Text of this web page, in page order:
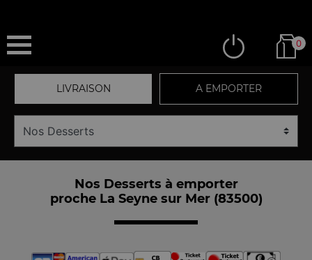
0
LIVRAISON A EMPORTER
Nos Desserts à emporter
proche La Seyne sur Mer (83500)